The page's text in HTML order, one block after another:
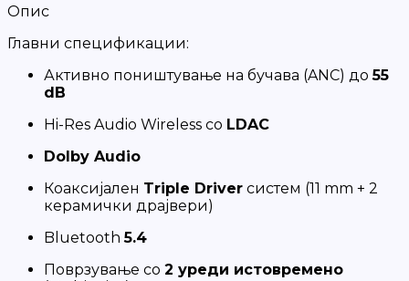
Опис
Главни спецификации:
Активно поништување на бучава (ANC) до55
dB
Hi-Res Audio Wireless со LDAC
Dolby Audio
Коаксијален Triple Driver систем (11 mm + 2
керамички драјвери)
Bluetooth5.4
Поврзување со 2 уреди истовремено